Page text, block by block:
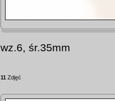
wz.6, śr.35mm
11 Zdjęć